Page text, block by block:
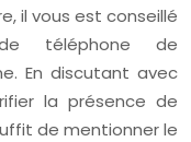
il vous est conseillé
téléphone de
En discutant avec
la présence de
de mentionner le